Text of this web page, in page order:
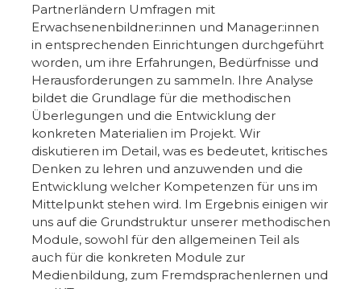
Partnerländern Umfragen mit
Erwachsenenbildner:innen und Manager:innen
in entsprechenden Einrichtungen durchgeführt
worden, um ihre Erfahrungen, Bedürfnisse und
Herausforderungen zu sammeln. Ihre Analyse
bildet die Grundlage für die methodischen
Überlegungen und die Entwicklung der
konkreten Materialien im Projekt. Wir
diskutieren im Detail, was es bedeutet, kritisches
Denken zu lehren und anzuwenden und die
Entwicklung welcher Kompetenzen für uns im
Mittelpunkt stehen wird. Im Ergebnis einigen wir
uns auf die Grundstruktur unserer methodischen
Module, sowohl für den allgemeinen Teil als
auch für die konkreten Module zur
Medienbildung, zum Fremdsprachenlernen und